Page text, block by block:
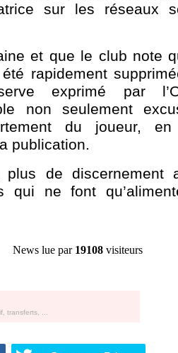
sur les réseaux
et que le club note
rapidement
exprimé par
non seulement
du joueur,
publication.
de discernement
qui ne font
News lue par 19108 visiteurs
transferts, ...